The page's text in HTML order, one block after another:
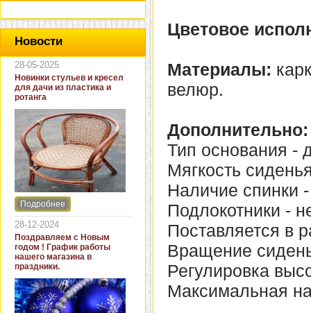
Новости
28-05-2025
Новинки стульев и кресел
для дачи из пластика и
ротанга
Интернет-магазин "Кровать
и диван" представляет
новинки стульев и кресел
для дачи. В ассортименте
представлены как
бюджетные модели из
пластика для дачи, так и
кресла для загородных
домов из натурального и
искусственного ротанга.
Подробнее
28-12-2024
Поздравляем с Новым
годом ! График работы
нашего магазина в
праздники.
Цветовое
Материалы:
велюр.
Дополнительно:
Тип основания -
Мягкость
Наличие спинки
Подлокотники -
Поставляется в
Вращение
Регулировка
Максимальная